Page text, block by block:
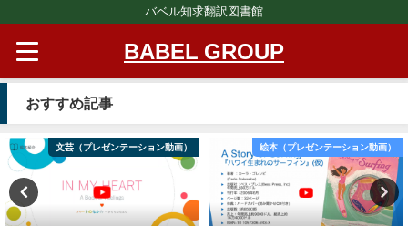
バベル知求翻訳図書館
BABEL GROUP
おすすめ記事
文芸（プレゼンテーション動画） 絵本（プレゼンテーション動画）